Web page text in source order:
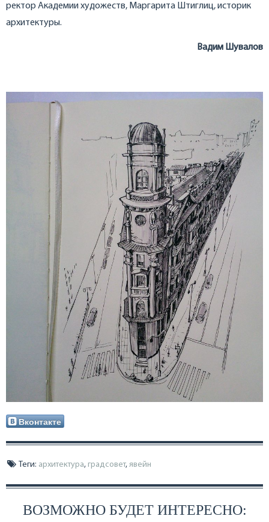
ректор Академии художеств, Маргарита Штиглиц, историк
архитектуры.
Вадим Шувалов
Вконтакте
Теги: архитектура, градсовет, явейн
ВОЗМОЖНО БУДЕТ ИНТЕРЕСНО: